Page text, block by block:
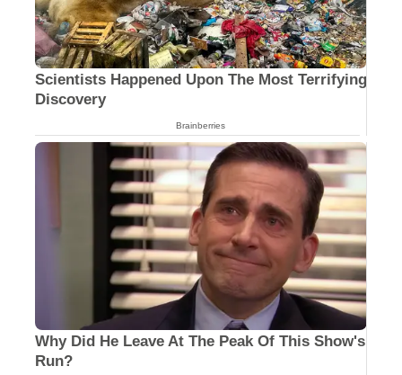
Scientists Happened Upon The Most Terrifying
Discovery
Brainberries
Why Did He Leave At The Peak Of This Show's
Run?